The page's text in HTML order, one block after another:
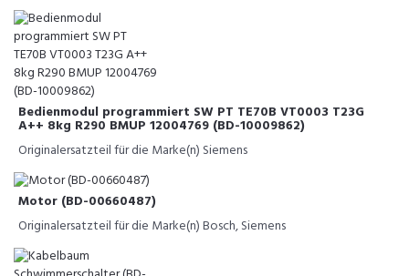
Bedienmodul programmiert SW PT TE70B VT0003 T23G
A++ 8kg R290 BMUP 12004769 (BD-10009862)
Originalersatzteil für die Marke(n) Siemens
Motor (BD-00660487)
Originalersatzteil für die Marke(n) Bosch, Siemens